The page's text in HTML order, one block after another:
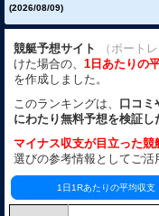
(2026/08/09)
競艇予想サイト （ボート
けた場合の、 1日あたりの
を作成しました。
このランキングは、 口コミ
にわたり無料予想を検証し
マイナス収支が目立った競
選びの参考情報としてご活
1日1Rあたりの平均収支